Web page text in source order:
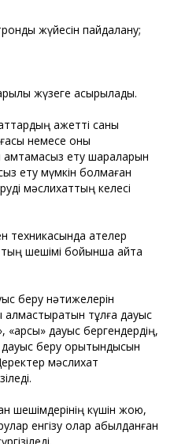
жүйесін пайдалану;
жүзеге асырылады.
қажетті саны
немесе оны
ету шараларын
ету мүмкін болмаған
мәслихаттың келесі
техникасында қателер
шешімі бойынша қайта
беру нәтижелерін
тұлға дауыс
«қарсы» дауыс бергендердің,
беру қорытындысын
мәслихат
шешімдерінің күшін жою,
енгізу олар қабылданған